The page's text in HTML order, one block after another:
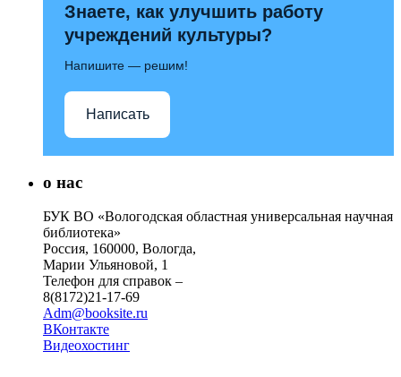
Знаете, как улучшить работу
учреждений культуры?
Напишите — решим!
Написать
о нас
БУК ВО «Вологодская областная универсальная научная
библиотека»
Россия, 160000, Вологда,
Марии Ульяновой, 1
Телефон для справок –
8(8172)21-17-69
Adm@booksite.ru
ВКонтакте
Видеохостинг